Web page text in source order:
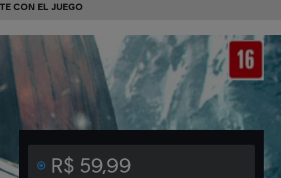
CON EL JUEGO
R$ 59,99